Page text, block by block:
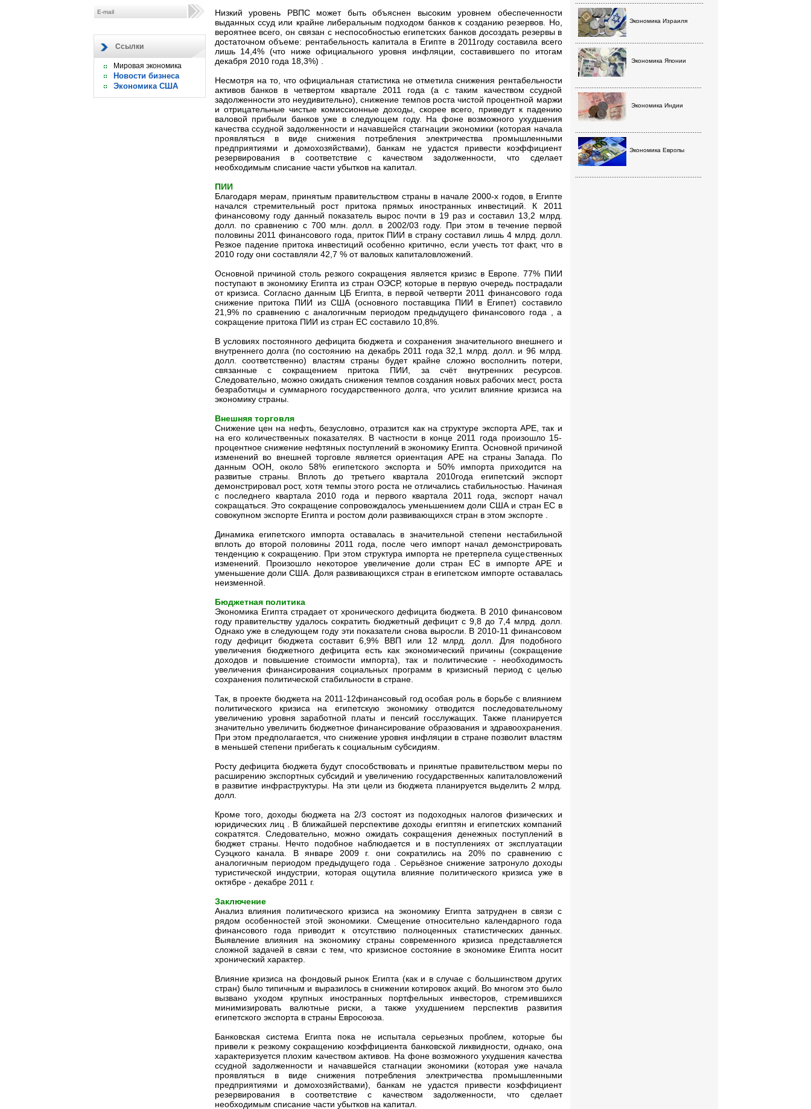
Ссылки
Мировая экономика
Новости бизнеса
Экономика США
Низкий уровень РВПС может быть объяснен высоким уровнем обеспеченности
выданных ссуд или крайне либеральным подходом банков к созданию резервов. Но,
вероятнее всего, он связан с неспособностью египетских банков досоздать резервы в
достаточном объеме: рентабельность капитала в Египте в 2011году составила всего
лишь 14,4% (что ниже официального уровня инфляции, составившего по итогам
декабря 2010 года 18,3%) .
Несмотря на то, что официальная статистика не отметила снижения рентабельности
активов банков в четвертом квартале 2011 года (а с таким качеством ссудной
задолженности это неудивительно), снижение темпов роста чистой процентной маржи
и отрицательные чистые комиссионные доходы, скорее всего, приведут к падению
валовой прибыли банков уже в следующем году. На фоне возможного ухудшения
качества ссудной задолженности и начавшейся стагнации экономики (которая начала
проявляться в виде снижения потребления электричества промышленными
предприятиями и домохозяйствами), банкам не удастся привести коэффициент
резервирования в соответствие с качеством задолженности, что сделает
необходимым списание части убытков на капитал.
ПИИ
Благодаря мерам, принятым правительством страны в начале 2000-х годов, в Египте
начался стремительный рост притока прямых иностранных инвестиций. К 2011
финансовому году данный показатель вырос почти в 19 раз и составил 13,2 млрд.
долл. по сравнению с 700 млн. долл. в 2002/03 году. При этом в течение первой
половины 2011 финансового года, приток ПИИ в страну составил лишь 4 млрд. долл.
Резкое падение притока инвестиций особенно критично, если учесть тот факт, что в
2010 году они составляли 42,7 % от валовых капиталовложений.
Основной причиной столь резкого сокращения является кризис в Европе. 77% ПИИ
поступают в экономику Египта из стран ОЭСР, которые в первую очередь пострадали
от кризиса. Согласно данным ЦБ Египта, в первой четверти 2011 финансового года
снижение притока ПИИ из США (основного поставщика ПИИ в Египет) составило
21,9% по сравнению с аналогичным периодом предыдущего финансового года , а
сокращение притока ПИИ из стран ЕС составило 10,8%.
В условиях постоянного дефицита бюджета и сохранения значительного внешнего и
внутреннего долга (по состоянию на декабрь 2011 года 32,1 млрд. долл. и 96 млрд.
долл. соответственно) властям страны будет крайне сложно восполнить потери,
связанные с сокращением притока ПИИ, за счёт внутренних ресурсов.
Следовательно, можно ожидать снижения темпов создания новых рабочих мест, роста
безработицы и суммарного государственного долга, что усилит влияние кризиса на
экономику страны.
Внешняя торговля
Снижение цен на нефть, безусловно, отразится как на структуре экспорта АРЕ, так и
на его количественных показателях. В частности в конце 2011 года произошло 15-
процентное снижение нефтяных поступлений в экономику Египта. Основной причиной
изменений во внешней торговле является ориентация АРЕ на страны Запада. По
данным ООН, около 58% египетского экспорта и 50% импорта приходится на
развитые страны. Вплоть до третьего квартала 2010года египетский экспорт
демонстрировал рост, хотя темпы этого роста не отличались стабильностью. Начиная
с последнего квартала 2010 года и первого квартала 2011 года, экспорт начал
сокращаться. Это сокращение сопровождалось уменьшением доли США и стран ЕС в
совокупном экспорте Египта и ростом доли развивающихся стран в этом экспорте .
Динамика египетского импорта оставалась в значительной степени нестабильной
вплоть до второй половины 2011 года, после чего импорт начал демонстрировать
тенденцию к сокращению. При этом структура импорта не претерпела существенных
изменений. Произошло некоторое увеличение доли стран ЕС в импорте АРЕ и
уменьшение доли США. Доля развивающихся стран в египетском импорте оставалась
неизменной.
Бюджетная политика
Экономика Египта страдает от хронического дефицита бюджета. В 2010 финансовом
году правительству удалось сократить бюджетный дефицит с 9,8 до 7,4 млрд. долл.
Однако уже в следующем году эти показатели снова выросли. В 2010-11 финансовом
году дефицит бюджета составит 6,9% ВВП или 12 млрд. долл. Для подобного
увеличения бюджетного дефицита есть как экономический причины (сокращение
доходов и повышение стоимости импорта), так и политические - необходимость
увеличения финансирования социальных программ в кризисный период с целью
сохранения политической стабильности в стране.
Так, в проекте бюджета на 2011-12финансовый год особая роль в борьбе с влиянием
политического кризиса на египетскую экономику отводится последовательному
увеличению уровня заработной платы и пенсий госслужащих. Также планируется
значительно увеличить бюджетное финансирование образования и здравоохранения.
При этом предполагается, что снижение уровня инфляции в стране позволит властям
в меньшей степени прибегать к социальным субсидиям.
Росту дефицита бюджета будут способствовать и принятые правительством меры по
расширению экспортных субсидий и увеличению государственных капиталовложений
в развитие инфраструктуры. На эти цели из бюджета планируется выделить 2 млрд.
долл.
Кроме того, доходы бюджета на 2/3 состоят из подоходных налогов физических и
юридических лиц . В ближайшей перспективе доходы египтян и египетских компаний
сократятся. Следовательно, можно ожидать сокращения денежных поступлений в
бюджет страны. Нечто подобное наблюдается и в поступлениях от эксплуатации
Суэцкого канала. В январе 2009 г. они сократились на 20% по сравнению с
аналогичным периодом предыдущего года . Серьёзное снижение затронуло доходы
туристической индустрии, которая ощутила влияние политического кризиса уже в
октябре - декабре 2011 г.
Заключение
Анализ влияния политического кризиса на экономику Египта затруднен в связи с
рядом особенностей этой экономики. Смещение относительно календарного года
финансового года приводит к отсутствию полноценных статистических данных.
Выявление влияния на экономику страны современного кризиса представляется
сложной задачей в связи с тем, что кризисное состояние в экономике Египта носит
хронический характер.
Влияние кризиса на фондовый рынок Египта (как и в случае с большинством других
стран) было типичным и выразилось в снижении котировок акций. Во многом это было
вызвано уходом крупных иностранных портфельных инвесторов, стремившихся
минимизировать валютные риски, а также ухудшением перспектив развития
египетского экспорта в страны Евросоюза.
Банковская система Египта пока не испытала серьезных проблем, которые бы
привели к резкому сокращению коэффициента банковской ликвидности, однако, она
характеризуется плохим качеством активов. На фоне возможного ухудшения качества
ссудной задолженности и начавшейся стагнации экономики (которая уже начала
проявляться в виде снижения потребления электричества промышленными
предприятиями и домохозяйствами), банкам не удастся привести коэффициент
резервирования в соответствие с качеством задолженности, что сделает
необходимым списание части убытков на капитал.
Экономика Израиля
Экономика Японии
Экономика Индии
Экономика Европы